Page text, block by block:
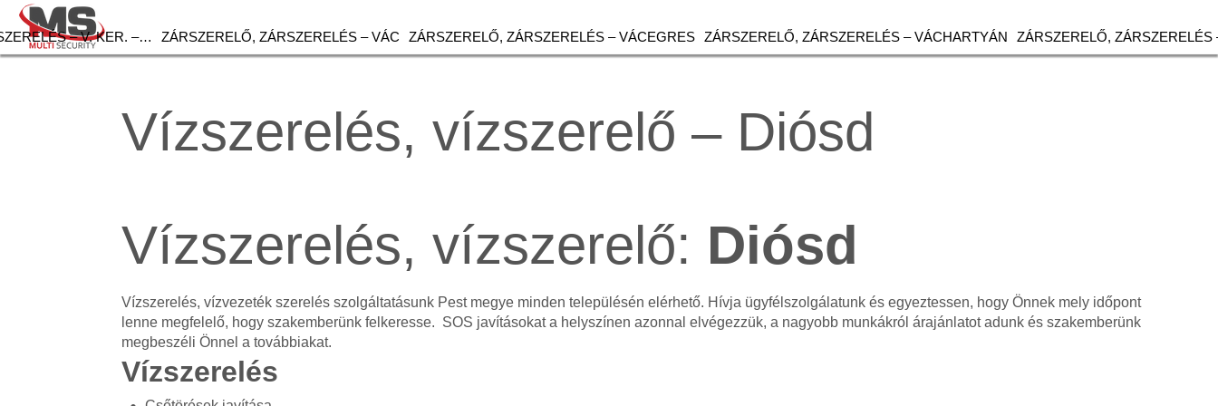
– V. KER. –… ZÁRSZERELŐ, ZÁRSZERELÉS – VÁC ZÁRSZERELŐ, ZÁRSZERELÉS – VÁCEGRES ZÁRSZERELŐ, ZÁRSZERELÉS – VÁCHARTYÁN ZÁRSZERELŐ, ZÁRSZERELÉS
Vízszerelés, vízszerelő – Diósd
Vízszerelés, vízszerelő: Diósd
Vízszerelés, vízvezeték szerelés szolgáltatásunk Pest megye minden településén elérhető. Hívja ügyfélszolgálatunk és egyeztessen, hogy Önnek mely időpont
lenne megfelelő, hogy szakemberünk felkeresse. SOS javításokat a helyszínen azonnal elvégezzük, a nagyobb munkákról árajánlatot adunk és szakemberünk
megbeszéli Önnel a továbbiakat.
Vízszerelés